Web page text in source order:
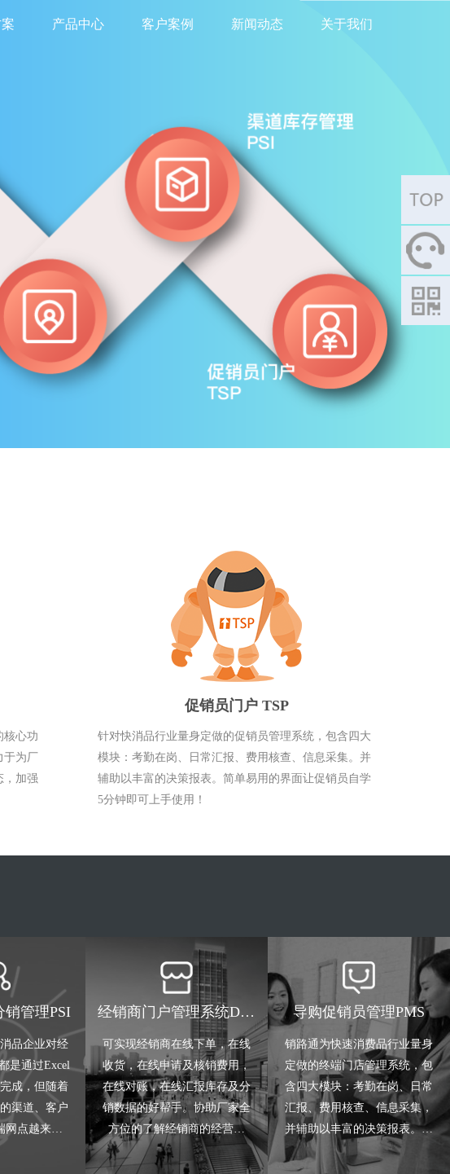
产品中心 客户案例 新闻动态 关于我们
核心功
于为厂
，加强
促销员门户 TSP
针对快消品行业量身定做的促销员管理系统，包含四大
模块：考勤在岗、日常汇报、费用核查、信息采集。并
辅助以丰富的决策报表。简单易用的界面让促销员自学
5分钟即可上手使用！
销管理PSI
品企业对经
是通过Excel
成，但随着
渠道、客户
网点越来越
越高，Excel
经销商门户管理系统DMS
可实现经销商在线下单，在线
收货，在线申请及核销费用，
在线对账，在线汇报库存及分
销数据的好帮手。协助厂家全
方位的了解经销商的经营情
况，提升于经销商的各项协
作。
导购促销员管理PMS
销路通为快速消费品行业量身
定做的终端门店管理系统，包
含四大模块：考勤在岗、日常
汇报、费用核查、信息采集，
并辅助以丰富的决策报表。关
注微信企业号即可开始使用本
系统。简单易用的界面让促销
020 -